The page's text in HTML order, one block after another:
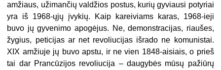
amžiaus, užimančių valdžios postus, kurių gyviausi potyriai
yra iš 1968-ųjų įvykių. Kaip kareiviams karas, 1968-ieji
buvo jų gyvenimo apogėjus. Ne, demonstracijas, riaušes,
žygius, peticijas ar net revoliucijas išrado ne komunistai.
XIX amžiuje jų buvo apstu, ir ne vien 1848-aisiais, o prieš
tai dar Prancūzijos revoliucija – daugybės mūsų pažiūrų